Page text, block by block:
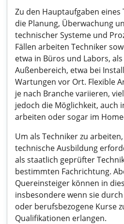
Zu den Hauptaufgaben eines
die Planung, Überwachung
technischer Systeme und
Fällen arbeiten Techniker
etwa in Büros und Labors,
Außenbereich, etwa bei
Wartungen vor Ort. Flexible
je nach Branche variieren,
jedoch die Möglichkeit, auch
arbeiten oder sogar im
Um als Techniker zu
technische Ausbildung
als staatlich geprüfter
bestimmten Fachrichtung.
Quereinsteiger können in
insbesondere wenn sie
oder berufsbezogene Kurse
Qualifikationen erlangen.